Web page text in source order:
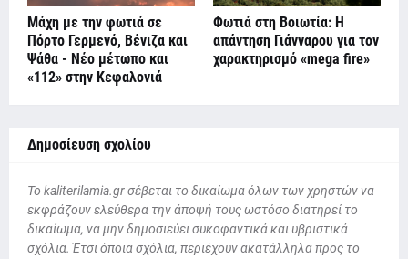
Μάχη με την φωτιά σε
Πόρτο Γερμενό, Βένιζα και
Ψάθα - Νέο μέτωπο και
«112» στην Κεφαλονιά
Φωτιά στη Βοιωτία: Η
απάντηση Γιάνναρου για τον
χαρακτηρισμό «mega fire»
Δημοσίευση σχολίου
To kaliterilamia.gr σέβεται το δικαίωμα όλων των χρηστών να
εκφράζουν ελεύθερα την άποψή τους ωστόσο διατηρεί το
δικαίωμα, να μην δημοσιεύει συκοφαντικά και υβριστικά
σχόλια. Έτσι όποια σχόλια, περιέχουν ακατάλληλα προς το